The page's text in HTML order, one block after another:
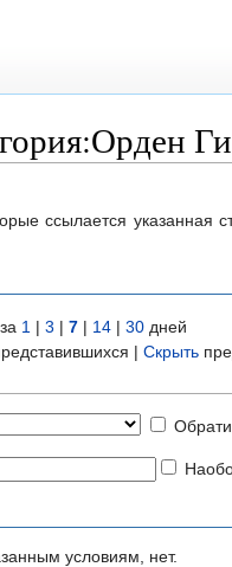
ссылается
1 | 3 | 7 | 14 | 30 дней
| Скрыть
условиям, нет.